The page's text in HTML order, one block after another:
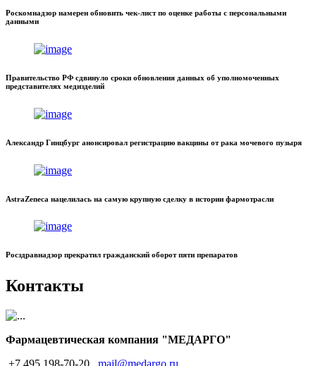
Роскомнадзор намерен обновить чек-лист по оценке работы с персональными
данными
Правительство РФ сдвинуло сроки обновления данных об уполномоченных
представителях медизделий
Александр Гинцбург анонсировал регистрацию вакцины от рака мочевого пузыря
AstraZeneca нацелилась на самую крупную сделку в истории фармотрасли
Росздравнадзор прекратил гражданский оборот пяти препаратов
Контакты
Фармацевтическая компания "МЕДАРГО"